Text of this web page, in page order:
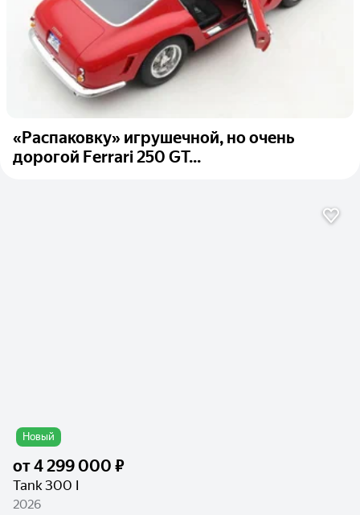
«Распаковку» игрушечной, но очень
дорогой Ferrari 250 GT...
Новый
от4 299 000 ₽
Tank 300 I
2026